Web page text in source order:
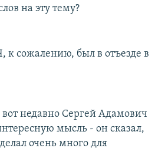
на эту тему?
к сожалению, был в отъезде в
недавно Сергей Адамович
мысль - он сказал,
очень много для